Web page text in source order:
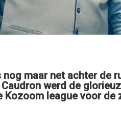
maar net achter de
werd de
league voor